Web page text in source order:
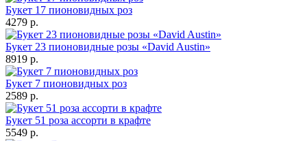
Букет 17 пионовидных роз
4279 р.
Букет 23 пионовидные розы «David Austin»
8919 р.
Букет 7 пионовидных роз
2589 р.
Букет 51 роза ассорти в крафте
5549 р.